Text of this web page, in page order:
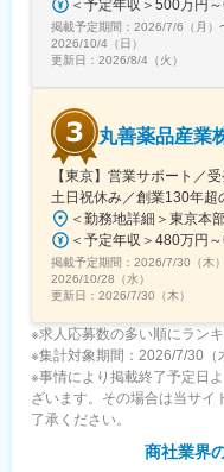
掲載予定期間： 2026/7/6（月）
2026/10/4（日）
更新日： 2026/8/4（火）
丸善薬品産業
【東京】営業サポート／
土日祝休み／創業130年超
掲載予定期間： 2026/7/30（木）
2026/10/28（水）
更新日： 2026/7/30（木）
※求人応募数の多い順にラン
※集計対象期間：2026/7/30（
※事情により掲載終了予定日
ざいます。その場合は当サイ
了承ください。
商社業界